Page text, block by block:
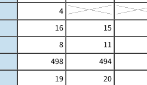
4
16 15
8 11
498 494
19 20